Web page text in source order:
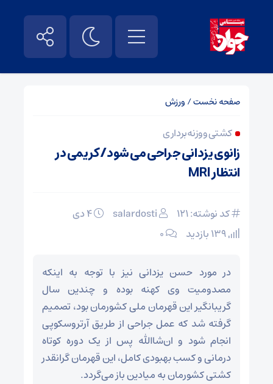
صفحه نخست/ ورزش
کشتی و وزنه برداری
زانوی یزدانی جراحی می شود/ کریمی در
انتظار MRI
کد نوشته: 121 salardosti
۰
در مورد حسن یزدانی نیز با توجه به اینکه
مصدومیت وی کهنه بوده و چندین سال
گریبانگیر این قهرمان ملی کشورمان بود، تصمیم
گرفته شد که عمل جراحی از طریق آرتروسکوپی
انجام شود و ان‌شاالله پس از یک دوره کوتاه
درمانی و کسب بهبودی کامل، این قهرمان گرانقدر
کشتی کشورمان به میادین باز می‌گردد.